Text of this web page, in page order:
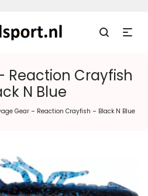
Reaction Crayfish
N Blue
Gear – Reaction Crayfish – Black N Blue